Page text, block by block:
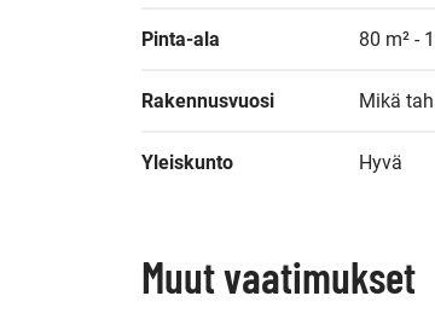
Pinta-ala 80 m² -
Rakennusvuosi Mikä
Yleiskunto Hyvä
Muut vaatimukset